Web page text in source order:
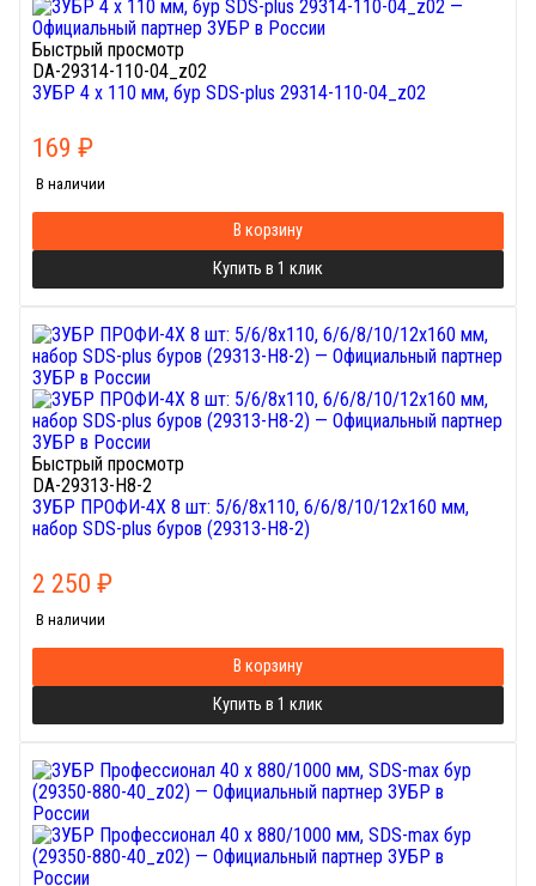
Быстрый просмотр
DA-29314-110-04_z02
ЗУБР 4 x 110 мм, бур SDS-plus 29314-110-04_z02
169 ₽
В наличии
В корзину
Купить в 1 клик
Быстрый просмотр
DA-29313-H8-2
ЗУБР ПРОФИ-4Х 8 шт: 5/6/8х110, 6/6/8/10/12х160 мм,
набор SDS-plus буров (29313-H8-2)
2 250 ₽
В наличии
В корзину
Купить в 1 клик